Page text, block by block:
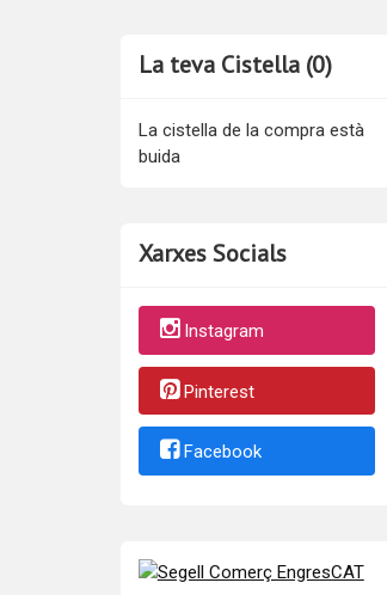
La teva Cistella (0)
La cistella de la compra està
buida
Xarxes Socials
Instagram
Pinterest
Facebook